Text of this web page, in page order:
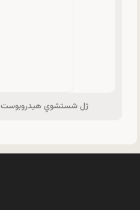
ژل شستشوي هیدروبوست Hydro Boost نوتروژینا